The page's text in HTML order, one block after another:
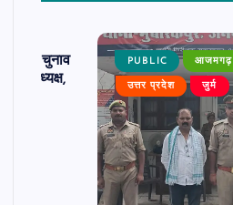
का चुनाव
बने अध्यक्ष,
PUBLIC आजमगढ़
उत्तर प्रदेश जुर्म